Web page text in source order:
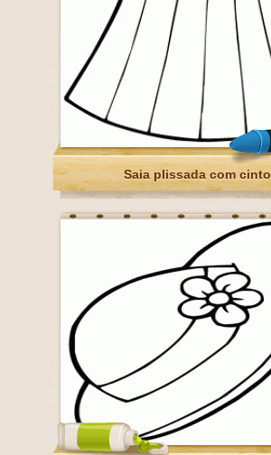
Saia plissada com cinto